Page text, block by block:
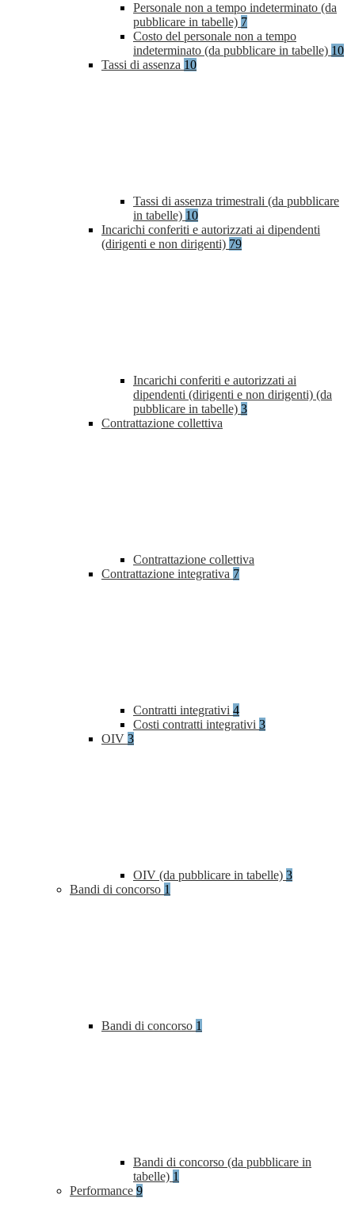
Personale non a tempo indeterminato (da
pubblicare in tabelle) 7
Costo del personale non a tempo
indeterminato (da pubblicare in tabelle) 10
Tassi di assenza 10
Tassi di assenza trimestrali (da pubblicare
in tabelle) 10
Incarichi conferiti e autorizzati ai dipendenti
(dirigenti e non dirigenti) 79
Incarichi conferiti e autorizzati ai
dipendenti (dirigenti e non dirigenti) (da
pubblicare in tabelle) 3
Contrattazione collettiva
Contrattazione collettiva
Contrattazione integrativa 7
Contratti integrativi 4
Costi contratti integrativi 3
OIV 3
OIV (da pubblicare in tabelle) 3
Bandi di concorso 1
Bandi di concorso 1
Bandi di concorso (da pubblicare in
tabelle) 1
Performance 9